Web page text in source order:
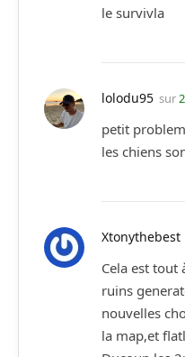
le survivla
lolodu95 sur
petit
les chiens
Xtonythebest
Cela est tout
ruins
nouvelles
la map,et